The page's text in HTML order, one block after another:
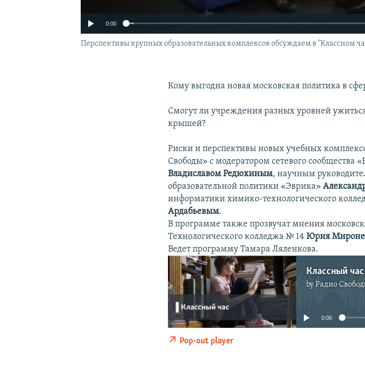
0:00
Перспективы крупных образовательных комплексов обсуждаем в "Классном
Кому выгодна новая московская политика в
Смогут ли учреждения разных уровней
крышей?
Риски и перспективы новых учебных
Свободы» с модератором сетевого сообщества
Владиславом Редюхиным, научным
образовательной политики «Эврика»
информатики химико-технологического
Ардабьевым.
В программе также прозвучат мнения
Технологического колледжа № 14 Юрия
Ведет программу Тамара Ляленкова.
Классный час
byРадио
No media source
0:00
Pop-out player